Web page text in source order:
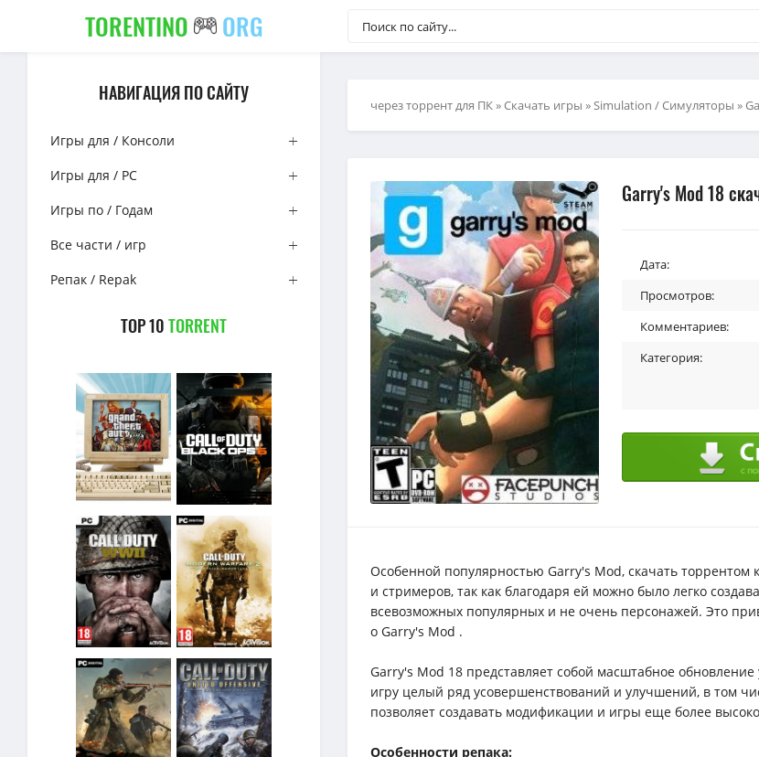
TORENTINO ORG
НАВИГАЦИЯ ПО САЙТУ
Игры для / Консоли
Игры для / PC
Игры по / Годам
Все части / игр
Репак / Repak
TOP 10TORRENT
через торрент для ПК»Скачать игры »Simulation / Симуляторы »
Garry's Mod 18
Дата:
Просмотров:
Комментариев:
Категория:
Особенной популярностью Garry's Mod, скачать
и стримеров, так как благодаря ей можно было легко
всевозможных популярных и не очень персонажей. Это
о Garry's Mod .
Garry's Mod 18 представляет собой масштабное
игру целый ряд усовершенствований и улучшений, в том
позволяет создавать модификации и игры еще более
Особенности репака: